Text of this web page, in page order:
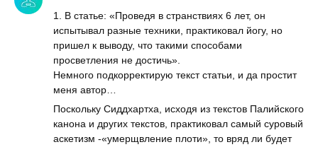
1. В статье: «Проведя в странствиях 6 лет, он
испытывал разные техники, практиковал йогу, но
пришел к выводу, что такими способами
просветления не достичь».
Немного подкорректирую текст статьи, и да простит
меня автор…
Поскольку Сиддхартха, исходя из текстов Палийского
канона и других текстов, практиковал самый суровый
аскетизм -«умерщвление плоти», то вряд ли будет